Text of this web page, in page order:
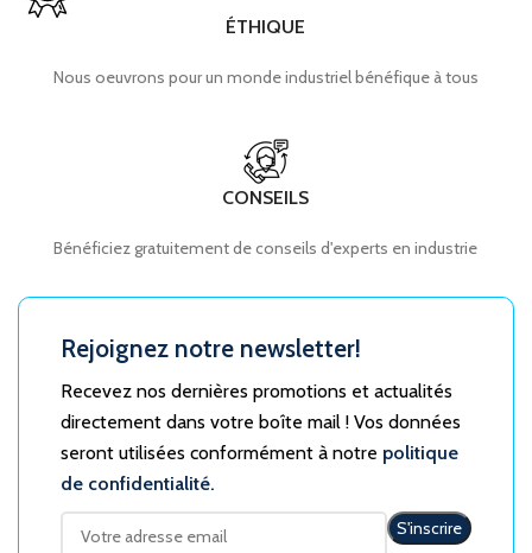
ÉTHIQUE
Nous oeuvrons pour un monde industriel bénéfique à tous
CONSEILS
Bénéficiez gratuitement de conseils d'experts en industrie
Rejoignez notre newsletter!
Recevez nos dernières promotions et actualités
directement dans votre boîte mail ! Vos données
seront utilisées conformément à notre politique
de confidentialité.